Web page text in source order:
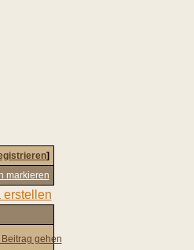
]
markieren